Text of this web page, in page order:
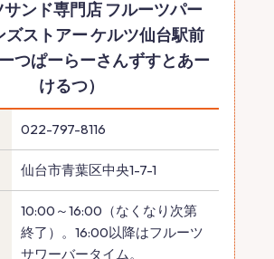
サンド専門店 フルーツパー
ズストアー ケルツ仙台駅前
つぱーらーさんずすとあー
けるつ）
022-797-8116
仙台市青葉区中央1-7-1
10:00～16:00（なくなり次第
終了）。16:00以降はフルーツ
サワーバータイム。